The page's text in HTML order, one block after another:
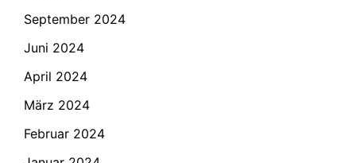
September 2024
Juni 2024
April 2024
März 2024
Februar 2024